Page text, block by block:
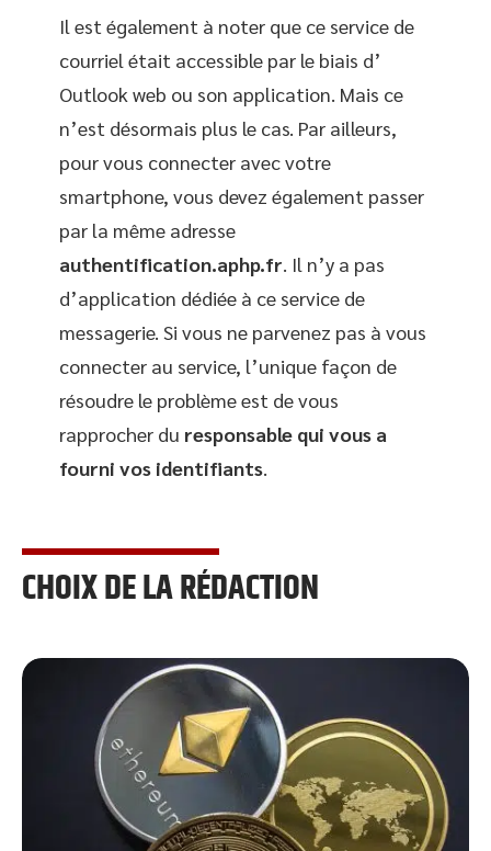
Il est également à noter que ce service de
courriel était accessible par le biais d’
Outlook web ou son application. Mais ce
n’est désormais plus le cas. Par ailleurs,
pour vous connecter avec votre
smartphone, vous devez également passer
par la même adresse
authentification.aphp.fr. Il n’y a pas
d’application dédiée à ce service de
messagerie. Si vous ne parvenez pas à vous
connecter au service, l’unique façon de
résoudre le problème est de vous
rapprocher du responsable qui vous a
fourni vos identifiants.
CHOIX DE LA RÉDACTION